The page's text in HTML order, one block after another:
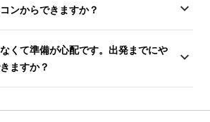
ンからできますか？
くて準備が心配です。出発までにや
ますか？